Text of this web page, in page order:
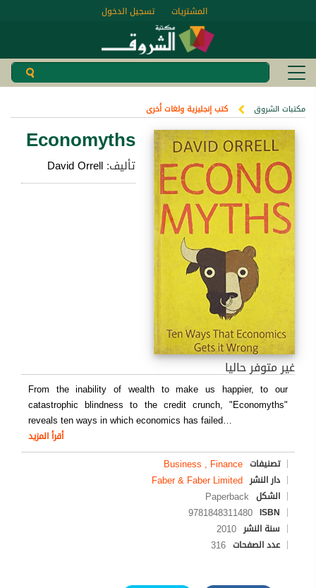
تسجيل الدخول المشتريات
مكتبات الشروق كتب إنجليزية ولغات أخرى
Economyths
تأليف:David Orrell
غير متوفر حاليا
From the inability of wealth to make us happier, to our
catastrophic blindness to the credit crunch, "Economyths"
reveals ten ways in which economics has failed…
أقرأ المزيد
تصنيفات Business , Finance
دار النشر Faber & Faber Limited
الشكل Paperback
ISBN
9781848311480
سنة النشر 2010
عدد الصفحات 316